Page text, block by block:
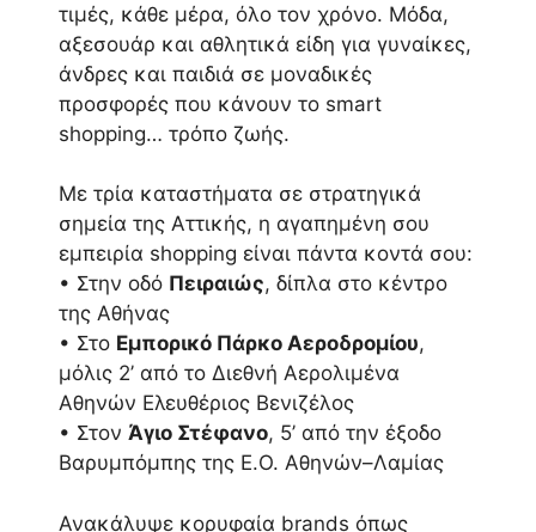
τιμές, κάθε μέρα, όλο τον χρόνο. Μόδα,
αξεσουάρ και αθλητικά είδη για γυναίκες,
άνδρες και παιδιά σε μοναδικές
προσφορές που κάνουν το smart
shopping… τρόπο ζωής.
Με τρία καταστήματα σε στρατηγικά
σημεία της Αττικής, η αγαπημένη σου
εμπειρία shopping είναι πάντα κοντά σου:
• Στην οδό Πειραιώς, δίπλα στο κέντρο
της Αθήνας
• Στο Εμπορικό Πάρκο Αεροδρομίου,
μόλις 2’ από το Διεθνή Αερολιμένα
Αθηνών Ελευθέριος Βενιζέλος
• Στον Άγιο Στέφανο, 5’ από την έξοδο
Βαρυμπόμπης της Ε.Ο. Αθηνών–Λαμίας
Ανακάλυψε κορυφαία brands όπως